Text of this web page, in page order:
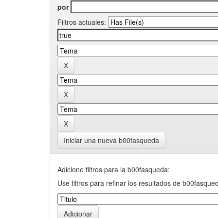
por
Filtros actuales:
Iniciar una nueva b00fasqueda
Adicione filtros para la b00fasqueda:
Use filtros para refinar los resultados de